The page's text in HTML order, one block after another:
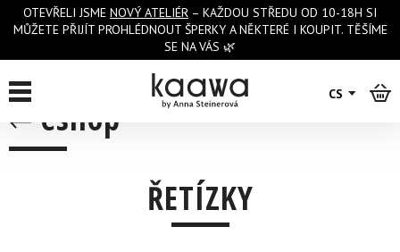
OTEVŘELI JSME NOVÝ ATELIÉR – KAŽDOU STŘEDU OD 10-18H SI
MŮŽETE PŘIJÍT PROHLÉDNOUT ŠPERKY A NĚKTERÉ I KOUPIT. TĚŠÍME
SE NA VÁS 🌿
CS
eshop
ŘETÍZKY